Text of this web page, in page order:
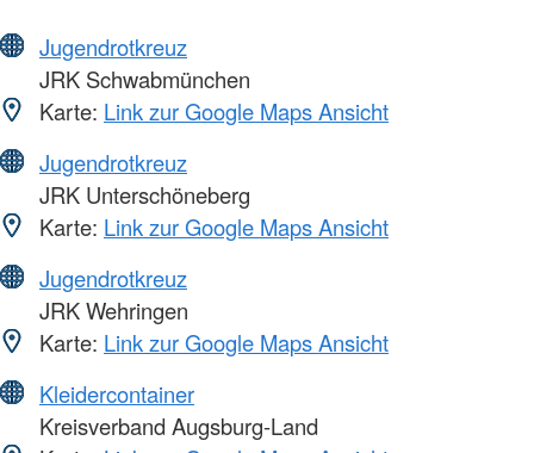
Jugendrotkreuz
JRK Schwabmünchen
Karte: Link zur Google Maps Ansicht
Jugendrotkreuz
JRK Unterschöneberg
Karte: Link zur Google Maps Ansicht
Jugendrotkreuz
JRK Wehringen
Karte: Link zur Google Maps Ansicht
Kleidercontainer
Kreisverband Augsburg-Land